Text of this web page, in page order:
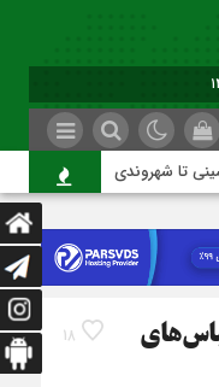
تا شهروندی
18